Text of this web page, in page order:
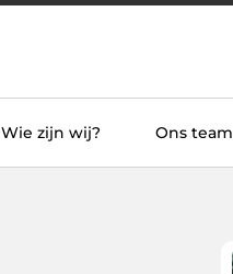
Wie zijn wij? Ons team